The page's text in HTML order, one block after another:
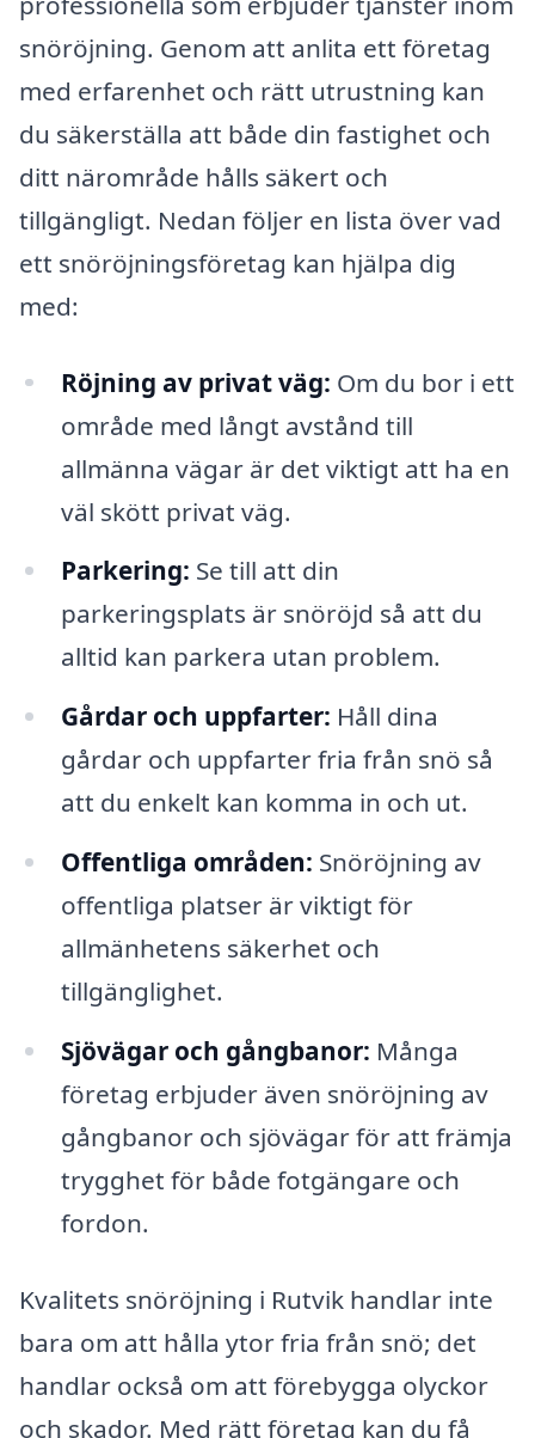
snöröjning. Genom att anlita ett företag
med erfarenhet och rätt utrustning kan
du säkerställa att både din fastighet och
ditt närområde hålls säkert och
tillgängligt. Nedan följer en lista över vad
ett snöröjningsföretag kan hjälpa dig
med:
Röjning av privat väg: Om du bor i ett
område med långt avstånd till
allmänna vägar är det viktigt att ha en
väl skött privat väg.
Parkering: Se till att din
parkeringsplats är snöröjd så att du
alltid kan parkera utan problem.
Gårdar och uppfarter: Håll dina
gårdar och uppfarter fria från snö så
att du enkelt kan komma in och ut.
Offentliga områden: Snöröjning av
offentliga platser är viktigt för
allmänhetens säkerhet och
tillgänglighet.
Sjövägar och gångbanor: Många
företag erbjuder även snöröjning av
gångbanor och sjövägar för att främja
trygghet för både fotgängare och
fordon.
Kvalitets snöröjning i Rutvik handlar inte
bara om att hålla ytor fria från snö; det
handlar också om att förebygga olyckor
och skador. Med rätt företag kan du få